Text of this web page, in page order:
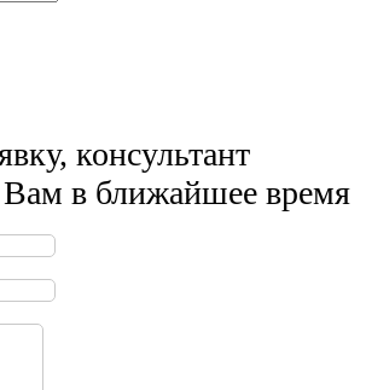
консультант
Вам в ближайшее время